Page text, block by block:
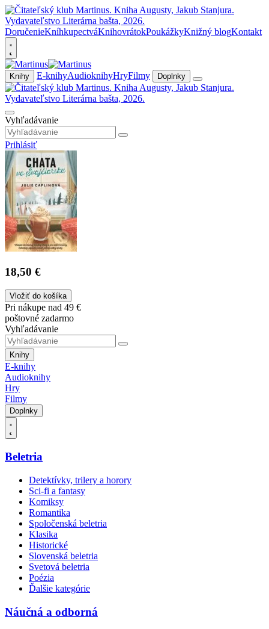
DoručenieKníhkupectváKnihovrátokPoukážkyKnižný blogKontakt
Knihy E-knihyAudioknihyHryFilmy Doplnky
Vyhľadávanie
Prihlásiť
18,50 €
Vložiť do košíka
Pri nákupe nad 49 €
poštovné zadarmo
Vyhľadávanie
Knihy
E-knihy
Audioknihy
Hry
Filmy
Doplnky
Beletria
Detektívky, trilery a horory
Sci-fi a fantasy
Komiksy
Romantika
Spoločenská beletria
Klasika
Historické
Slovenská beletria
Svetová beletria
Poézia
Ďalšie kategórie
Náučná a odborná